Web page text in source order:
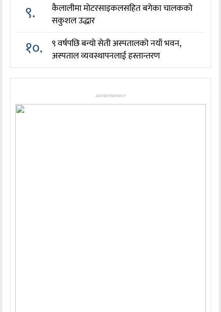
९.
कैलालीमा मोटरसाइकलसहित बगेका चालकको
सकुशल उद्धार
१०.
९ वर्षपछि बन्यो सेती अस्पतालको नयाँ भवन,
अस्पताल व्यवस्थापनलाई हस्तान्तरण
ADVERTISEMENT